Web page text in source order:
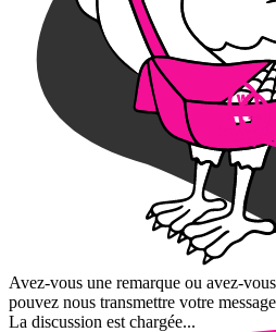
Avez-vous une remarque ou avez-
pouvez nous transmettre votre
La discussion est chargée...